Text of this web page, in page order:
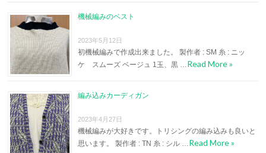
機械編みのベスト
2023年5月12日
初機械編みで作成出来ました。 製作者 : SM 糸 : ニッ
ケ スムーズ ベージュ 1玉、黒 …Read More »
編み込みカーディガン
2023年4月27日
機械編みが大好きです。トリシングの編み込みも良いと
思います。 製作者 : TN 糸 : シル …Read More »